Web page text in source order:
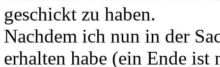
geschickt zu haben.
Nachdem ich nun in der
erhalten habe (ein Ende